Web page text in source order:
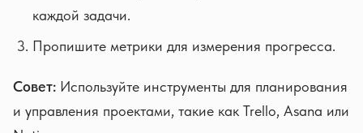
каждой задачи.
Пропишите метрики для измерения прогресса.
Совет: Используйте инструменты для планирования
и управления проектами, такие как Trello, Asana или